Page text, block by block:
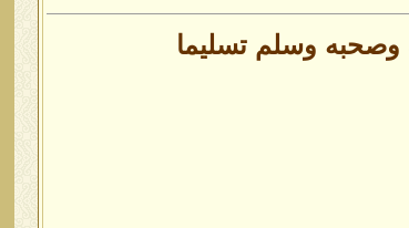
وصحبه وسلم تسليما